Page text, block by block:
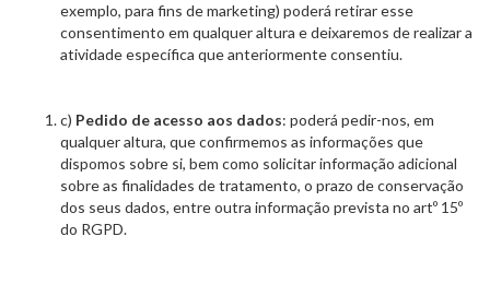
exemplo, para fins de marketing) poderá retirar esse
consentimento em qualquer altura e deixaremos de realizar a
atividade específica que anteriormente consentiu.
c) Pedido de acesso aos dados: poderá pedir-nos, em
qualquer altura, que confirmemos as informações que
dispomos sobre si, bem como solicitar informação adicional
sobre as finalidades de tratamento, o prazo de conservação
dos seus dados, entre outra informação prevista no artº 15º
do RGPD.